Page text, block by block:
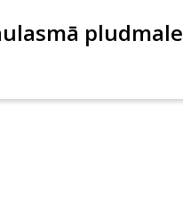
pludmale